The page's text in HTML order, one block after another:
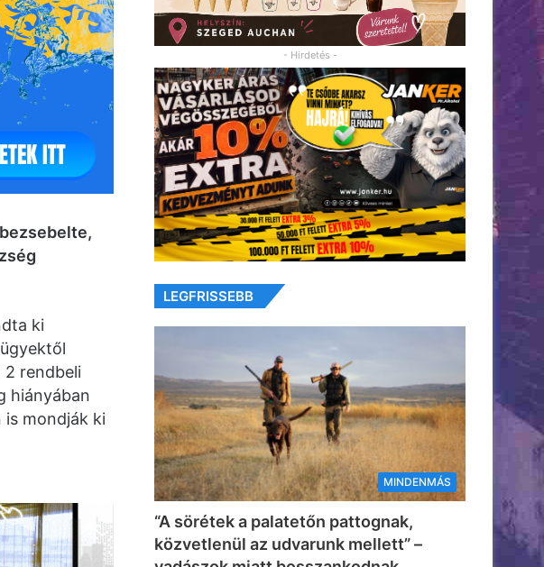
ki
rendbeli
hiányában
mondják ki
- Hirdetés -
LEGFRISSEBB
MINDENMÁS
“A sörétek a palatetőn pattognak,
közvetlenül az udvarunk mellett” –